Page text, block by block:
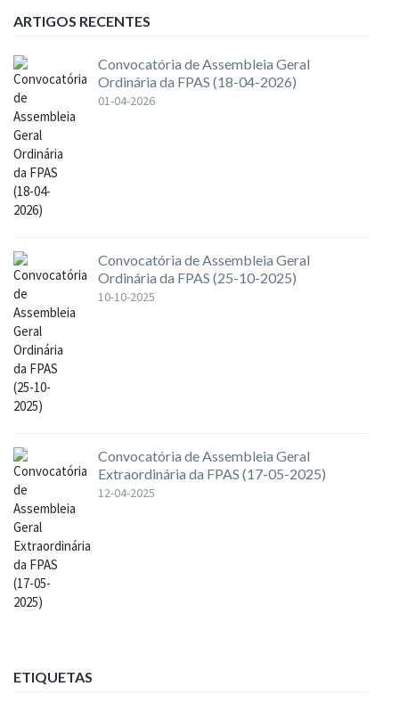
ARTIGOS RECENTES
Convocatória de Assembleia Geral
Ordinária da FPAS (18-04-2026)
01-04-2026
Convocatória de Assembleia Geral
Ordinária da FPAS (25-10-2025)
10-10-2025
Convocatória de Assembleia Geral
Extraordinária da FPAS (17-05-2025)
12-04-2025
ETIQUETAS